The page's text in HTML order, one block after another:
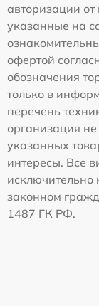
авторизации
указанные на
офертой
обозначения
только в
перечень
организация
указанных
интересы. Все
исключительно
законном
1487 ГК РФ.